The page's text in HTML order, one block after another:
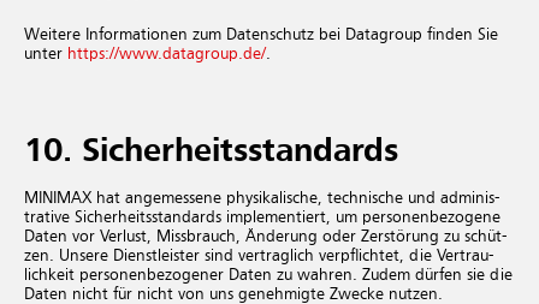
Wei­te­re In­for­ma­tio­nen zum Da­ten­schutz bei Datagroup fin­den Sie
unter https://www.datagroup.de/.
10. Si­cher­heits­stan­dards
MINIMAX hat an­ge­mes­se­ne phy­si­ka­li­sche, tech­ni­sche und ad­mi­nis­
tra­ti­ve Si­cher­heits­stan­dards im­ple­men­tiert, um per­so­nen­be­zo­ge­ne
Daten vor Ver­lust, Miss­brauch, Än­de­rung oder Zer­stö­rung zu schüt­
zen. Un­se­re Dienst­leis­ter sind ver­trag­lich ver­pflich­tet, die Ver­trau­
lich­keit per­so­nen­be­zo­ge­ner Daten zu wah­ren. Zudem dür­fen sie die
Daten nicht für nicht von uns ge­neh­mig­te Zwe­cke nut­zen.